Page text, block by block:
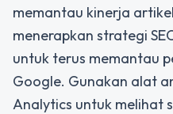
memantau kinerja
menerapkan strategi
untuk terus memantau
Google. Gunakan alat
Analytics untuk melihat